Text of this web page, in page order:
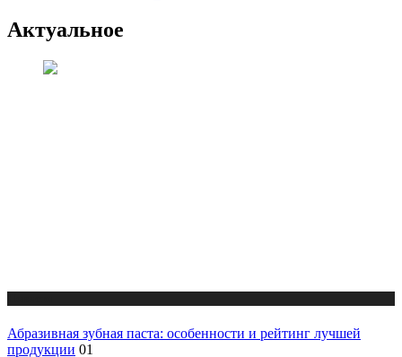
Актуальное
Абразивная зубная паста: особенности и рейтинг лучшей
продукции 01